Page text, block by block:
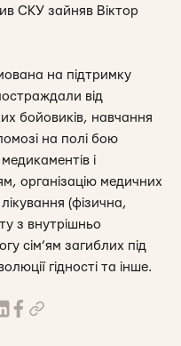
СКУ зайняв Віктор
на підтримку
від
бойовиків, навчання
на полі бою
і
організацію медичних
лікування (фізична,
з внутрішньо
сім’ям загиблих під
гідності та інше.